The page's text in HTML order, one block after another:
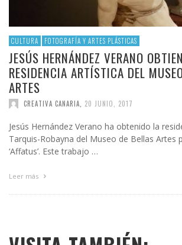
CULTURA FOTOGRAFÍA Y ARTES PLÁSTICAS
JESÚS HERNÁNDEZ VERANO
RESIDENCIA ARTÍSTICA DEL
ARTES
CREATIVA CANARIA 20 JUNIO, 2017
Jesús Hernández Verano ha obtenido la
Tarquis-Robayna del Museo de Bellas Artes
‘Affatus’. Este trabajo …
Leer más